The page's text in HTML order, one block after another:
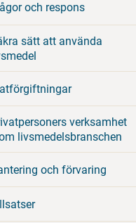
och respons
sätt att använda
verksamhet
livsmedelsbranschen
och förvaring